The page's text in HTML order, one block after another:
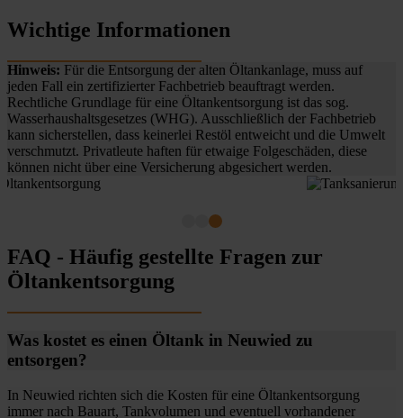
Wichtige Informationen
Hinweis: Für die Entsorgung der alten Öltankanlage, muss auf
jeden Fall ein zertifizierter Fachbetrieb beauftragt werden.
Rechtliche Grundlage für eine Öltankentsorgung ist das sog.
Wasserhaushaltsgesetzes (WHG). Ausschließlich der Fachbetrieb
kann sicherstellen, dass keinerlei Restöl entweicht und die Umwelt
verschmutzt. Privatleute haften für etwaige Folgeschäden, diese
können nicht über eine Versicherung abgesichert werden.
FAQ - Häufig gestellte Fragen zur
Öltankentsorgung
Was kostet es einen Öltank in Neuwied zu
entsorgen?
In Neuwied richten sich die Kosten für eine Öltankentsorgung
immer nach Bauart, Tankvolumen und eventuell vorhandener